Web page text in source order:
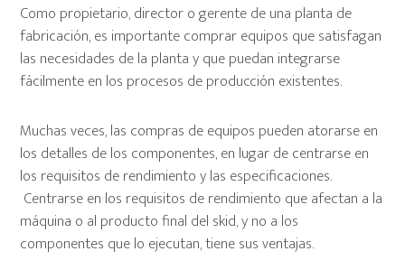
Como propietario, director o gerente de una planta de
fabricación, es importante comprar equipos que satisfagan
las necesidades de la planta y que puedan integrarse
fácilmente en los procesos de producción existentes.
Muchas veces, las compras de equipos pueden atorarse en
los detalles de los componentes, en lugar de centrarse en
los requisitos de rendimiento y las especificaciones.
Centrarse en los requisitos de rendimiento que afectan a la
máquina o al producto final del skid, y no a los
componentes que lo ejecutan, tiene sus ventajas.